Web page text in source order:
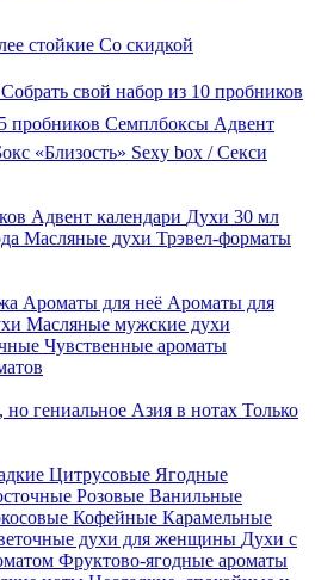
стойкие Со скидкой
Собрать свой набор из 10 пробников
пробников Семплбоксы Адвент
«Близость» Sexy box / Секси
Адвент календари Духи 30 мл
Масляные духи Трэвел-форматы
Ароматы для неё Ароматы для
Масляные мужские духи
Чувственные ароматы
но гениальное Азия в нотах Только
Цитрусовые Ягодные
Розовые Ванильные
Кофейные Карамельные
духи для женщины Духи с
Фруктово-ягодные ароматы